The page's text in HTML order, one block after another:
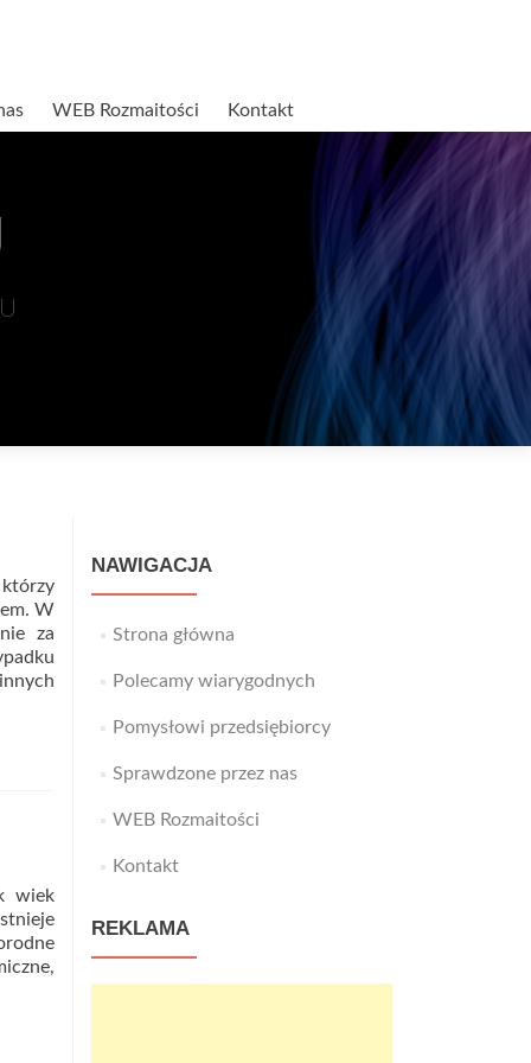
WEB Rozmaitości Kontakt
W
za
wiek
NAWIGACJA
Strona główna
Polecamy wiarygodnych
Pomysłowi przedsiębiorcy
Sprawdzone przez nas
WEB Rozmaitości
Kontakt
REKLAMA